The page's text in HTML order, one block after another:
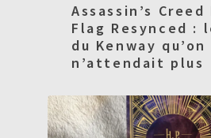
Assassin’s
Flag Resynced :
du Kenway qu’on
n’attendait plus